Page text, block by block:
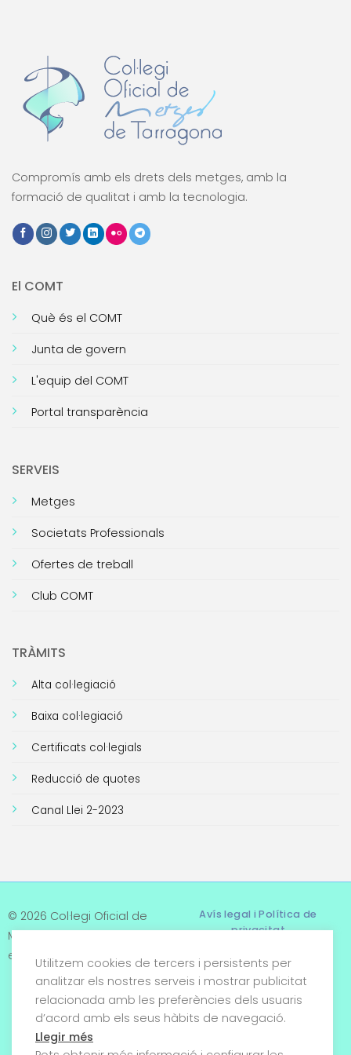
Compromís amb els drets dels metges, amb la
formació de qualitat i amb la tecnologia.
El COMT
Què és el COMT
Junta de govern
L'equip del COMT
Portal transparència
SERVEIS
Metges
Societats Professionals
Ofertes de treball
Club COMT
TRÀMITS
Alta col·legiació
Baixa col·legiació
Certificats col·legials
Reducció de quotes
Canal Llei 2-2023
© 2026 Col·legi Oficial de
Metges de Tarragona. Tots
els drets reservats
Avís legal i Política de
privacitat
Termes i condicions
Política de cookies
Utilitzem cookies de tercers i persistents per
analitzar els nostres serveis i mostrar publicitat
relacionada amb les preferències dels usuaris
d’acord amb els seus hàbits de navegació.
Llegir més